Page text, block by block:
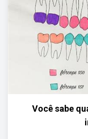
Você sabe